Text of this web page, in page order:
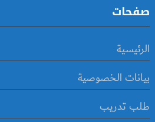
صفحات
الرئيسية
بيانات الخصوصية
طلب تدريب